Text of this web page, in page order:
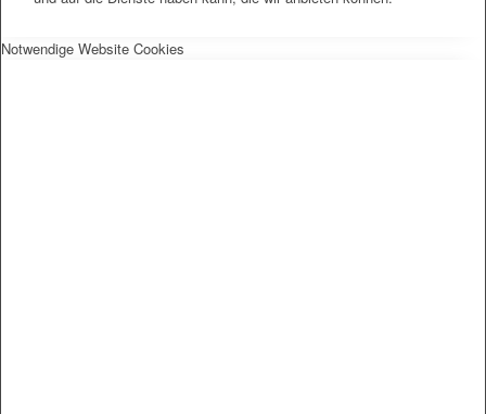
Notwendige Website Cookies